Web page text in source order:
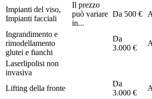
Impianti del viso,
Impianti facciali
Il prezzo
può variare
in...
Da 500 € A
Ingrandimento e
rimodellamento
glutei e fianchi
Da
3.000 €
A
Laserlipolisi non
invasiva
Lifting della fronte
Da
3.000 €
A